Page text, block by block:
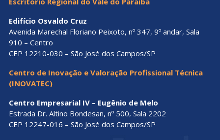
Edifício Osvaldo Cruz
Avenida Marechal Floriano Peixoto, nº 347, 9º andar, Sala
910 – Centro
CEP 12210-030 – São José dos Campos/SP
Centro de Inovação e Valoração Profissional Técnica
(INOVATEC)
Centro Empresarial IV – Eugênio de Melo
Estrada Dr. Altino Bondesan, nº 500, Sala 2202
CEP 12247-016 – São José dos Campos/SP